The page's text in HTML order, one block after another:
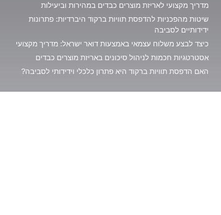
מדריך מקצועי לאריזת מוצרים כבדים במהירות וביעילות
שיטות מהפכניות להדפסת תוויות ברקוד היברדיות: פתרונות
ידידותיים לסביבה
כיצד לבצע משלוח עצמאי באמצעות דואר ישראל: מדריך מקצועי
אסטרטגיות חכמות לניהול סיכונים באריזת מוצרים כבדים
האם הדפסת תוויות ברקוד היא פתרון כלכלי וידידותי לסביבה?